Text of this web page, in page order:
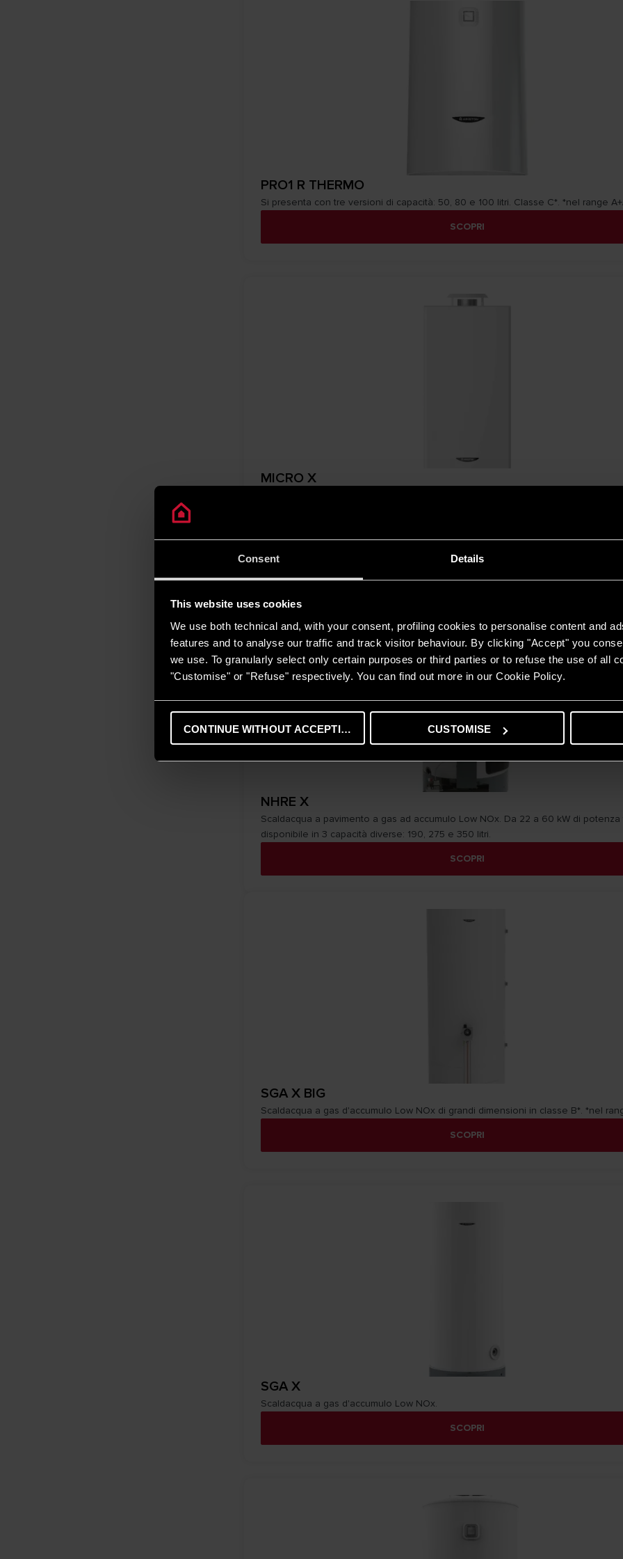
Consent Details
This website uses cookies
We use both technical and, with your consent, profiling cookies to personalise content and
features and to analyse our traffic and track visitor behaviour. By clicking "Accept" you
we use. To granularly select only certain purposes or third parties or to refuse the use of all
"Customise" or "Refuse" respectively. You can find out more in our Cookie Policy.
CONTINUE WITHOUT ACCEPTING CUSTOMISE
PRO1 R THERMO
Si presenta con tre versioni di capacità: 50, 80 e 100 litri. Classe C*. *nel range
SCOPRI
MICRO X
NHRE X
Scaldacqua a pavimento a gas ad accumulo Low NOx. Da 22 a 60 kW di potenza
disponibile in 3 capacità diverse: 190, 275 e 350 litri.
SCOPRI
SGA X BIG
Scaldacqua a gas d'accumulo Low NOx di grandi dimensioni in classe B*. *nel
SCOPRI
SGA X
Scaldacqua a gas d'accumulo Low NOx.
SCOPRI